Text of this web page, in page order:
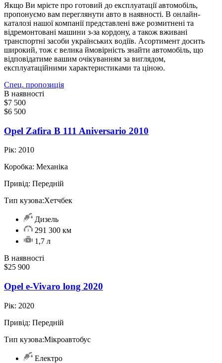
Якщо Ви мрієте про готовий до експлуатації автомобіль,
пропонуємо вам переглянути авто в наявності. В онлайн-
каталозі нашої компанії представлені вже розмитнені та
відремонтовані машини з-за кордону, а також вживані
транспортні засоби українських водіїв. Асортимент досить
широкий, тож є велика ймовірність знайти автомобіль, що
відповідатиме вашим очікуванням за виглядом,
експлуатаційними характеристиками та ціною.
Спец. пропозиція
В наявності
$7 500
$6 500
Opel Zafira B 111 Aniversario 2010
Рік: 2010
Коробка: Механіка
Привід: Передній
Тип кузова:Хетчбек
Дизель
291 300 км
1,7 л
В наявності
$25 900
Opel e-Vivaro long 2020
Рік: 2020
Привід: Передній
Тип кузова:Мікроавтобус
Електро